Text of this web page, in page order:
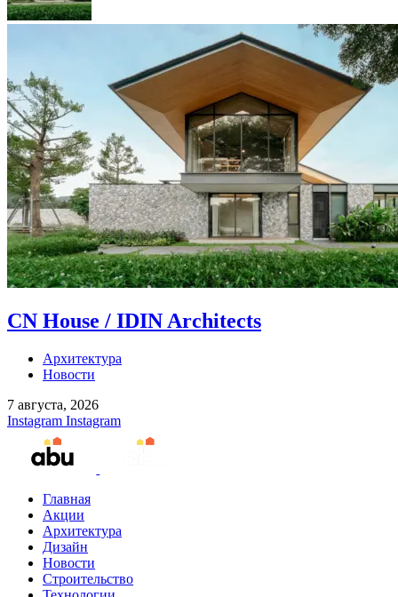
CN House / IDIN Architects
Архитектура
Новости
7 августа, 2026
Instagram Instagram
Главная
Акции
Архитектура
Дизайн
Новости
Строительство